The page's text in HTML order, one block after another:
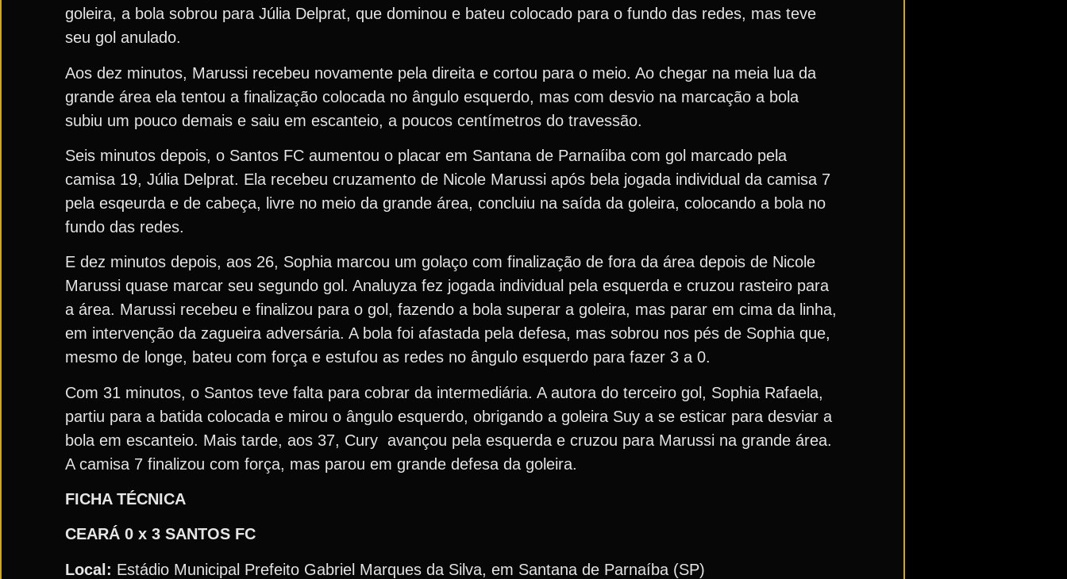
goleira, a bola sobrou para Júlia Delprat, que dominou e bateu colocado para o fundo das redes, mas teve
seu gol anulado.
Aos dez minutos, Marussi recebeu novamente pela direita e cortou para o meio. Ao chegar na meia lua da
grande área ela tentou a finalização colocada no ângulo esquerdo, mas com desvio na marcação a bola
subiu um pouco demais e saiu em escanteio, a poucos centímetros do travessão.
Seis minutos depois, o Santos FC aumentou o placar em Santana de Parnaíiba com gol marcado pela
camisa 19, Júlia Delprat. Ela recebeu cruzamento de Nicole Marussi após bela jogada individual da camisa 7
pela esqeurda e de cabeça, livre no meio da grande área, concluiu na saída da goleira, colocando a bola no
fundo das redes.
E dez minutos depois, aos 26, Sophia marcou um golaço com finalização de fora da área depois de Nicole
Marussi quase marcar seu segundo gol. Analuyza fez jogada individual pela esquerda e cruzou rasteiro para
a área. Marussi recebeu e finalizou para o gol, fazendo a bola superar a goleira, mas parar em cima da linha,
em intervenção da zagueira adversária. A bola foi afastada pela defesa, mas sobrou nos pés de Sophia que,
mesmo de longe, bateu com força e estufou as redes no ângulo esquerdo para fazer 3 a 0.
Com 31 minutos, o Santos teve falta para cobrar da intermediária. A autora do terceiro gol, Sophia Rafaela,
partiu para a batida colocada e mirou o ângulo esquerdo, obrigando a goleira Suy a se esticar para desviar a
bola em escanteio. Mais tarde, aos 37, Cury avançou pela esquerda e cruzou para Marussi na grande área.
A camisa 7 finalizou com força, mas parou em grande defesa da goleira.
FICHA TÉCNICA
CEARÁ 0 x 3 SANTOS FC
Local: Estádio Municipal Prefeito Gabriel Marques da Silva, em Santana de Parnaíba (SP)